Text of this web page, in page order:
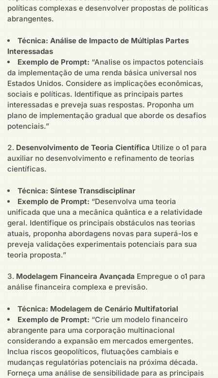
políticas complexas e desenvolver propostas de políticas
abrangentes.
Técnica: Análise de Impacto de Múltiplas Partes
Interessadas
Exemplo de Prompt: “Analise os impactos potenciais
da implementação de uma renda básica universal nos
Estados Unidos. Considere as implicações econômicas,
sociais e políticas. Identifique as principais partes
interessadas e preveja suas respostas. Proponha um
plano de implementação gradual que aborde os desafios
potenciais.”
Desenvolvimento de Teoria Científica Utilize o o1 para
auxiliar no desenvolvimento e refinamento de teorias
científicas.
Técnica: Síntese Transdisciplinar
Exemplo de Prompt: “Desenvolva uma teoria
unificada que una a mecânica quântica e a relatividade
geral. Identifique os principais obstáculos nas teorias
atuais, proponha abordagens novas para superá-los e
preveja validações experimentais potenciais para sua
teoria proposta.”
Modelagem Financeira Avançada Empregue o o1 para
análise financeira complexa e previsão.
Técnica: Modelagem de Cenário Multifatorial
Exemplo de Prompt: “Crie um modelo financeiro
abrangente para uma corporação multinacional
considerando a expansão em mercados emergentes.
Inclua riscos geopolíticos, flutuações cambiais e
mudanças regulatórias potenciais na próxima década.
Forneça uma análise de sensibilidade para as principais